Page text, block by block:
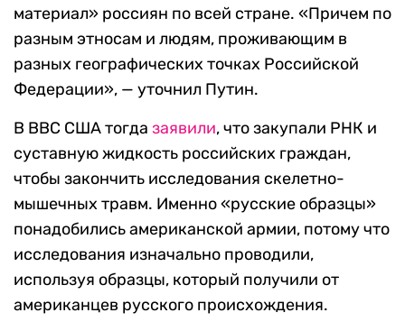
материал» россиян по всей стране. «Причем по
разным этносам и людям, проживающим в
разных географических точках Российской
Федерации», — уточнил Путин.
В ВВС США тогда заявили, что закупали РНК и
суставную жидкость российских граждан,
чтобы закончить исследования скелетно-
мышечных травм. Именно «русские образцы»
понадобились американской армии, потому что
исследования изначально проводили,
используя образцы, который получили от
американцев русского происхождения.